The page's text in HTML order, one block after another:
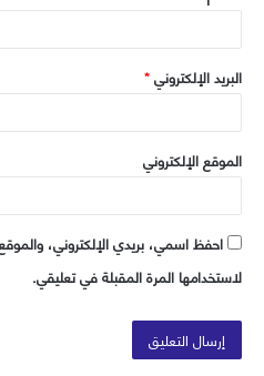
البريد الإلكتروني*
الموقع الإلكتروني
احفظ اسمي، بريدي الإلكتروني،
لاستخدامها المرة المقبلة في تعليقي.